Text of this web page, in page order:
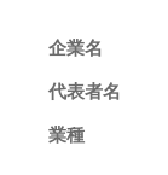
企業名
代表者名
業種